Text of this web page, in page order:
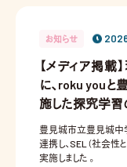
お知らせ
【メディア掲載
に、roku you
施した探究学習
豊見城市立豊見城中
連携し、SEL（社会
実施しました 。